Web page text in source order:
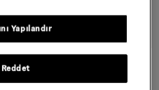
Yapılandır